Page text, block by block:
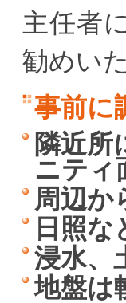
主任者
勧めい
事前に
隣近所
ニティ
周辺か
日照
浸水、
地盤は